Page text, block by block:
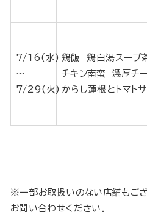
7/16(水)
～
7/29(火)
鶏飯 鶏白湯スープ
チキン南蛮 濃厚チ
からし蓮根とトマト
※一部お取扱いのない店舗もご
お問い合わせください。